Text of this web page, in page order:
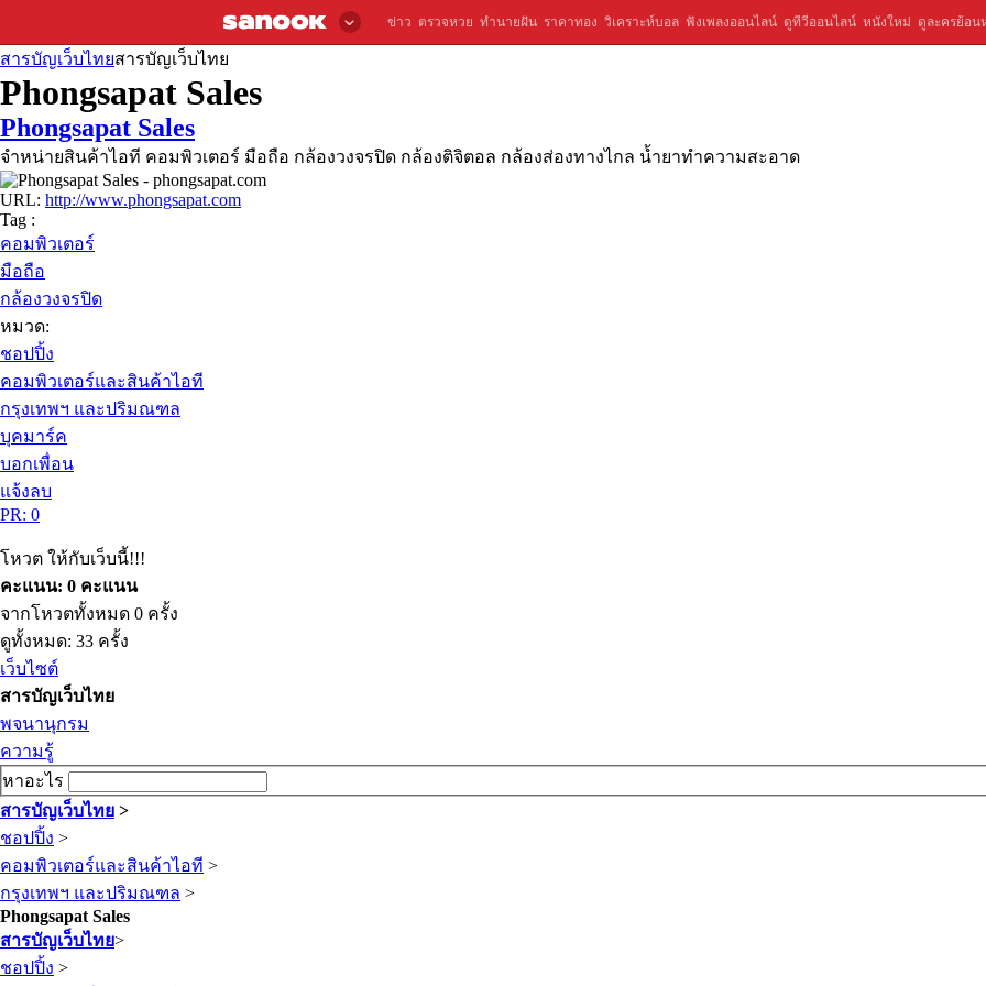
ข่าว ตรวจหวย ทำนายฝัน ราคาทอง วิเคราะห์บอล ฟังเพลงออนไลน์ ดูทีวีออนไลน์ หนังใหม่ ดูละครย้อน
สารบัญเว็บไทยสารบัญเว็บไทย
Phongsapat Sales
Phongsapat Sales
จำหน่ายสินค้าไอที คอมพิวเตอร์ มือถือ กล้องวงจรปิด กล้องติจิตอล กล้องส่องทางไกล น้ำยาทำความสะอาด
URL: http://www.phongsapat.com
Tag :
คอมพิวเตอร์
มือถือ
กล้องวงจรปิด
หมวด:
ชอปปิ้ง
คอมพิวเตอร์และสินค้าไอที
กรุงเทพฯ และปริมณฑล
บุคมาร์ค
บอกเพื่อน
แจ้งลบ
PR: 0
โหวต ให้กับเว็บนี้!!!
คะแนน: 0 คะแนน
จากโหวตทั้งหมด 0 ครั้ง
ดูทั้งหมด: 33 ครั้ง
เว็บไซต์
สารบัญเว็บไทย
พจนานุกรม
ความรู้
หาอะไร
สารบัญเว็บไทย >
ชอปปิ้ง >
คอมพิวเตอร์และสินค้าไอที >
กรุงเทพฯ และปริมณฑล >
Phongsapat Sales
สารบัญเว็บไทย>
ชอปปิ้ง >